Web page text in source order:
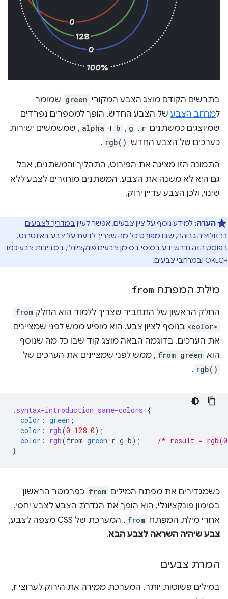
בתרשים הקודם מוצג הצבע המקורי green שמומר
למרחב הצבע של הצבע החדש, הופך למספרים נפרדים
שמיוצגים כמשתנים r
,‏
g
,‏
b ו- alpha , שמשמשים ישירות
כערכים של הצבע החדש rgb()
.
התמונה הזו מציגה את הפירוט, התהליך והמשתנים, אבל
גם היא לא משנה את הצבע. המשתנים מוחזרים לצבע ללא
שינוי, ולכן הצבע עדיין ירוק.
הערה: למידע נוסף על ציון צבעים, אפשר לעיין במדריך לצבעים
ברזולוציה גבוהה, שבו מפורט כל מה שצריך לדעת על צבע באינטרנט.
בפוסט הזה נדרש ידע בסיסי בסימן צבעים פונקציונלי, בסביבות צבע כמו
OKLCH ובמרחבי צבעים.
מילת המפתח from
החלק הראשון של התחביר שצריך ללמוד הוא החלק from
<color> בנוסף לציון צבע. הוא מופיע ממש לפני שמציינים
את הערכים. בדוגמה הבאה מוצג קוד שבו כל מה שנוסף
הוא from green , ממש לפני שמציינים את הערכים של
rgb()
.
. syntax-introduction_same-colors {
color : green ;
color : rgb(0 128 0);
color : rgb(from green r g b);
/* result =
}
כשמגדירים את מפתח המילים from כפרמטר הראשון
בסימון פונקציונלי, הוא הופך את הגדרת הצבע לצבע יחסי.
אחרי מילת המפתח from , המערכת של CSS מצפה לצבע,
צבע שיהיה השראה לצבע הבא.
המרת צבעים
במילים פשוטות יותר, המערכת ממירה את הירוק לערוצי r,‏